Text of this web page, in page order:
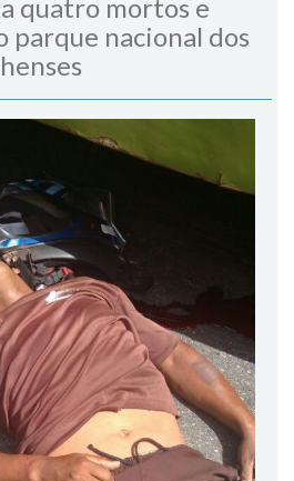
quatro mortos e
parque nacional dos